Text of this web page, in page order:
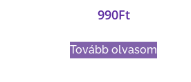
990Ft
Tovább olvasom